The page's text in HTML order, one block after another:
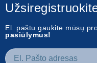
El. paštu gaukite mūsų
pasiūlymus!